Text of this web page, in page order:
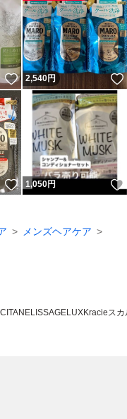
いいね！
2,540円
いいね！
1,050円
メンズヘアケア
LISSAGELUXKracieス